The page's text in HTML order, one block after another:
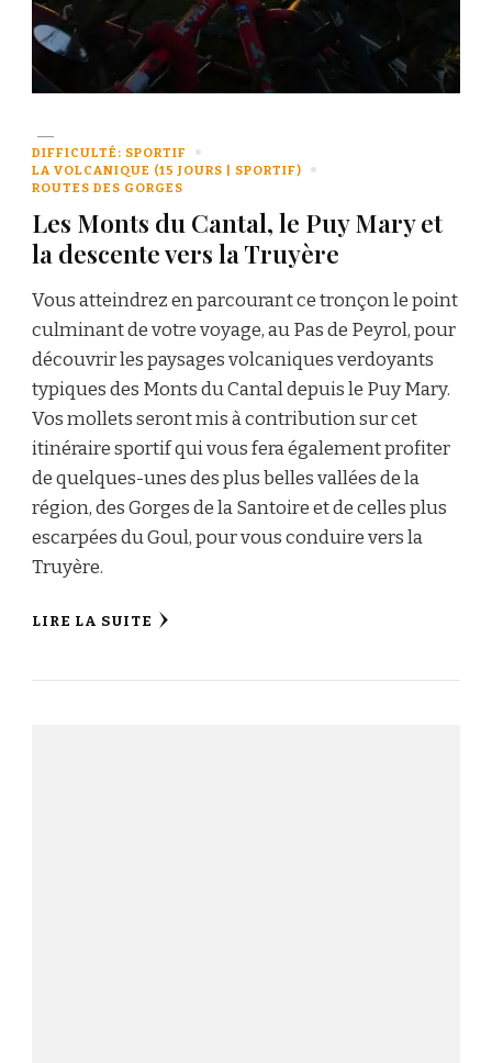
DIFFICULTÉ: SPORTIF
LA VOLCANIQUE (15 JOURS | SPORTIF)
ROUTES DES GORGES
Les Monts du Cantal, le Puy Mary et
la descente vers la Truyère
Vous atteindrez en parcourant ce tronçon le point
culminant de votre voyage, au Pas de Peyrol, pour
découvrir les paysages volcaniques verdoyants
typiques des Monts du Cantal depuis le Puy Mary.
Vos mollets seront mis à contribution sur cet
itinéraire sportif qui vous fera également profiter
de quelques-unes des plus belles vallées de la
région, des Gorges de la Santoire et de celles plus
escarpées du Goul, pour vous conduire vers la
Truyère.
LIRE LA SUITE